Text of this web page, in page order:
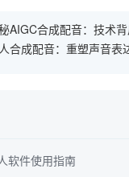
AIGC合成配音：技术
合成配音：重塑声音表
软件使用指南